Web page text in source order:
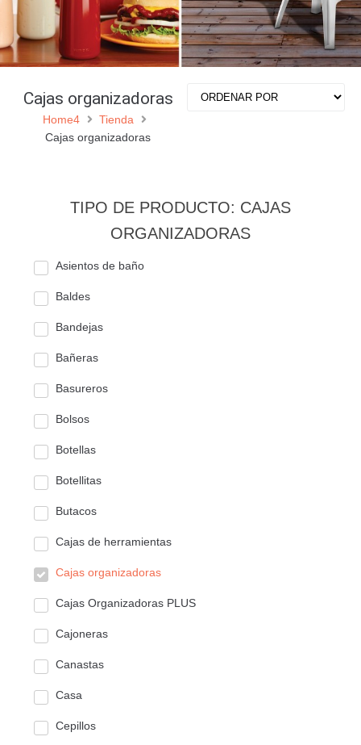
Cajas organizadoras
Home4
Tienda
Cajas organizadoras
TIPO DE PRODUCTO: CAJAS
ORGANIZADORAS
Asientos de baño
Baldes
Bandejas
Bañeras
Basureros
Bolsos
Botellas
Botellitas
Butacos
Cajas de herramientas
Cajas organizadoras
Cajas Organizadoras PLUS
Cajoneras
Canastas
Casa
Cepillos